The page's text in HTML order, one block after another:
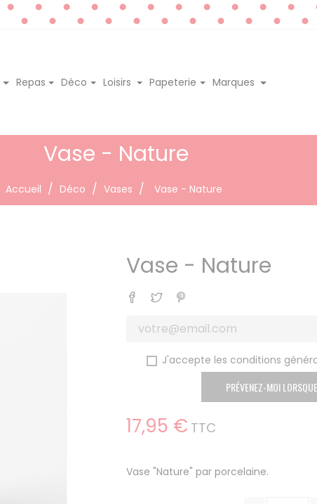
Repas Déco Loisirs Papeterie Marques
Vase - Nature
Accueil Déco Vases Vase - Nature
Vase - Nature
Partager
Tweet
J'accepte les conditions
PRÉVENEZ-MOI
17,95 € TTC
Vase "Nature" par porcelaine.